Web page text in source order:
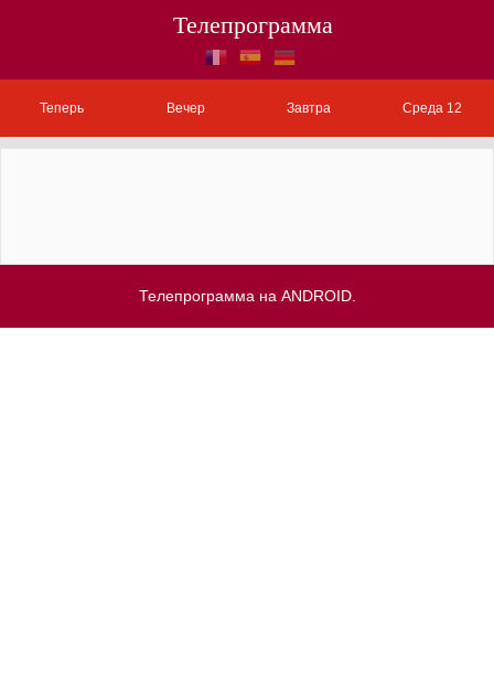
Телепрограмма
Теперь Вечер Завтра Среда 12
Телепрограмма на ANDROID.